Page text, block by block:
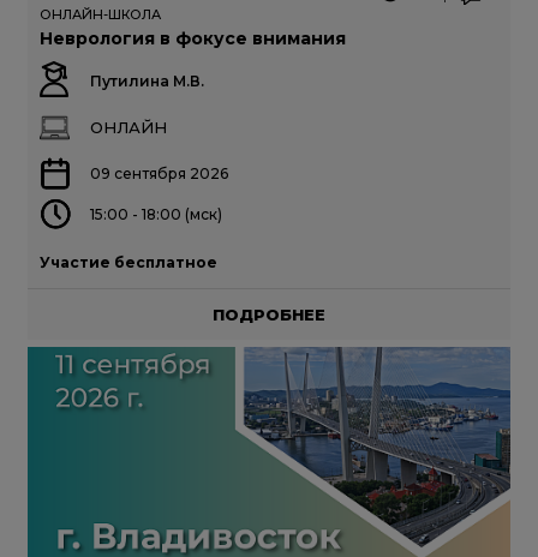
ОНЛАЙН-ШКОЛА
Неврология в фокусе внимания
Путилина М.В.
ОНЛАЙН
09 сентября 2026
15:00 - 18:00 (мск)
Участие бесплатное
ПОДРОБНЕЕ